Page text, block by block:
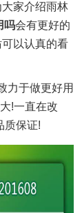
家介绍雨林
吗会有更好的
以认真的看
于做更好用
!一直在改
质保证!